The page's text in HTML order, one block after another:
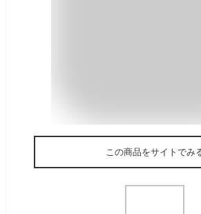
この商品をサイトでみ